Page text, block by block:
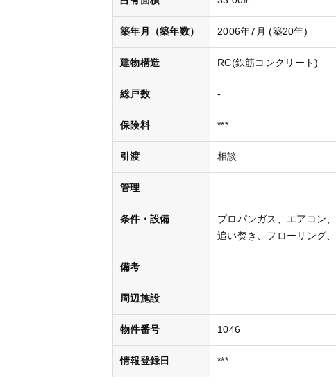
築年月（築年数） 2006年7月 (築20年)
建物構造 RC(鉄筋コンクリート)
総戸数 -
保険料 ***
引渡 相談
管理
条件・設備 プロパンガス エアコン
追い焚き
フローリング
備考
周辺施設
物件番号 1046
情報登録日 ***